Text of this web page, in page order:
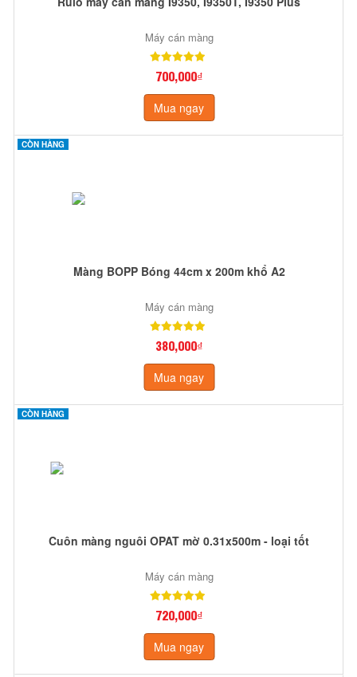
Máy cán màng
700,000₫
Mua ngay
CÒN HÀNG
Màng BOPP Bóng 44cm x 200m khổ A2
Máy cán màng
380,000₫
Mua ngay
CÒN HÀNG
Cuôn màng nguôi OPAT mờ 0.31x500m - loại tốt
Máy cán màng
720,000₫
Mua ngay